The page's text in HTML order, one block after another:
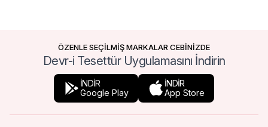
ÖZENLE SEÇİLMİŞ MARKALAR CEBİNİZDE
Devr-i Tesettür Uygulamasını İndirin
İNDİR
Google Play
İNDİR
App Store